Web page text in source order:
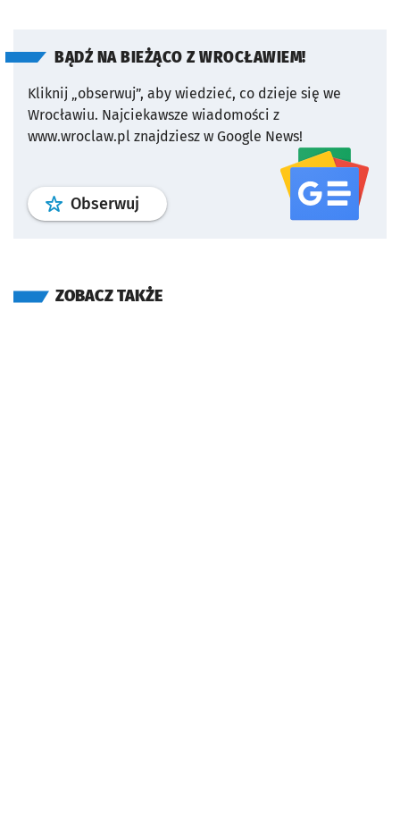
BĄDŹ NA BIEŻĄCO Z WROCŁAWIEM!
Kliknij „obserwuj”, aby wiedzieć, co dzieje się we
Wrocławiu. Najciekawsze wiadomości z
www.wroclaw.pl znajdziesz w Google News!
Obserwuj profil serwisu
ZOBACZ TAKŻE